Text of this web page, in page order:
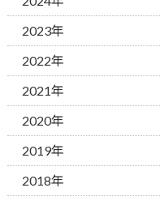
2023年
2022年
2021年
2020年
2019年
2018年